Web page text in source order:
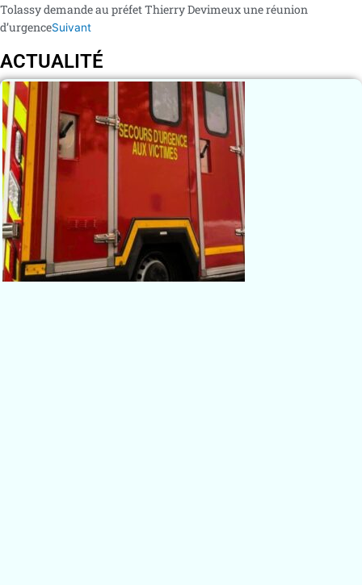
Tolassy demande au préfet Thierry Devimeux une réunion
d’urgenceSuivant
ACTUALITÉ